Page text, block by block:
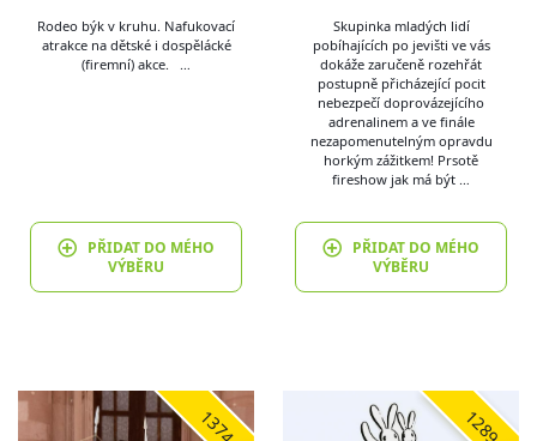
Rodeo býk v kruhu. Nafukovací
atrakce na dětské i dospělácké
(firemní) akce. …
PŘIDAT DO MÉHO
VÝBĚRU
Skupinka mladých lidí
pobíhajících po jevišti ve vás
dokáže zaručeně rozehřát
postupně přicházející pocit
nebezpečí doprovázejícího
adrenalinem a ve finále
nezapomenutelným opravdu
horkým zážitkem! Prsotě
fireshow jak má být …
PŘIDAT DO MÉHO
VÝBĚRU
1374 1289